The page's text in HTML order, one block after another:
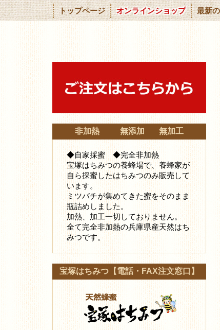
トップページ オンラインショップ 最新
非加熱 無添加 無加工
◆自家採蜜 ◆完全非加熱
宝塚はちみつの養蜂場で、養蜂家が
自ら採蜜したはちみつのみ販売して
います。
ミツバチが集めてきた蜜をそのまま
瓶詰めしました。
加熱、加工一切しておりません。
全て完全非加熱の兵庫県産天然はち
みつです。
宝塚はちみつ【電話・FAX注文窓口】